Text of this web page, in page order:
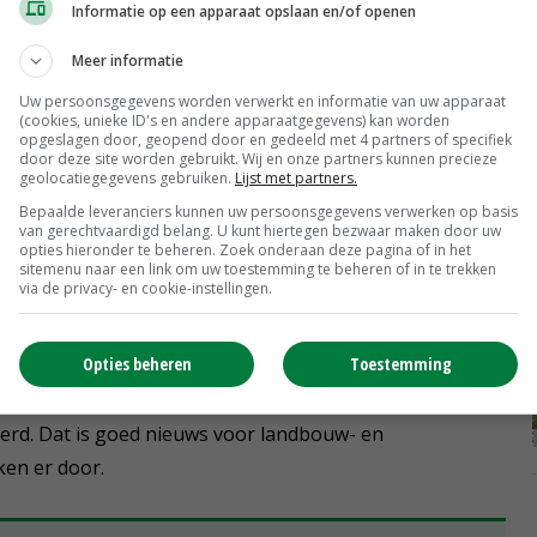
discussie over statiegeld op plastic flesjes. Van
waarin het doel (minder zwerfafval) in plaats van het
bedrijfsleven en de Vereniging Nederlandse
flesjes dat in het milieu belandt met 70-90 procent af
statiegeld ingevoerd worden. Dat is nu het geval.
over de toonbank, zo'n 100 miljoen daarvan
met dit statiegeldsysteem 90 procent van de plastic
Dat is goed nieuws voor landbouw- en
er door.
Informatie op een apparaat opslaan en/of openen
Meer informatie
Uw persoonsgegevens worden verwerkt en informatie van uw apparaat
(cookies, unieke ID's en andere apparaatgegevens) kan worden
opgeslagen door, geopend door en gedeeld met 4 partners of specifiek
door deze site worden gebruikt. Wij en onze partners kunnen precieze
geolocatiegegevens gebruiken. Lijst met partners.
Bepaalde leveranciers kunnen uw persoonsgegevens verwerken op basis
van gerechtvaardigd belang. U kunt hiertegen bezwaar maken door uw
opties hieronder te beheren. Zoek onderaan deze pagina of in het
sitemenu naar een link om uw toestemming te beheren of in te trekken
via de privacy- en cookie-instellingen.
Toestemming
Opties beheren